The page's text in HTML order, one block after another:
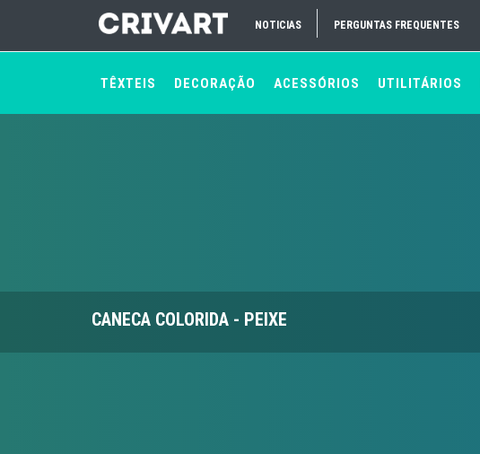
NOTICIAS PERGUNTAS FREQUENTES
TÊXTEIS DECORAÇÃO ACESSÓRIOS UTILITÁRIOS
CANECA COLORIDA - PEIXE